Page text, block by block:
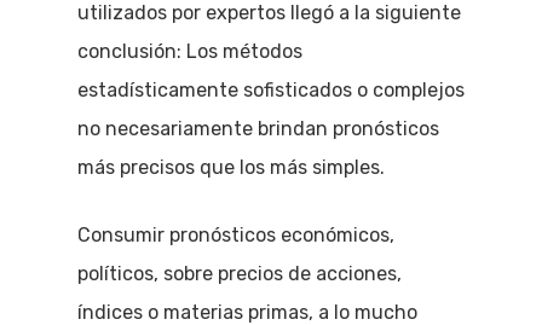
utilizados por expertos llegó a la siguiente
conclusión: Los métodos
estadísticamente sofisticados o complejos
no necesariamente brindan pronósticos
más precisos que los más simples.
Consumir pronósticos económicos,
políticos, sobre precios de acciones,
índices o materias primas, a lo mucho